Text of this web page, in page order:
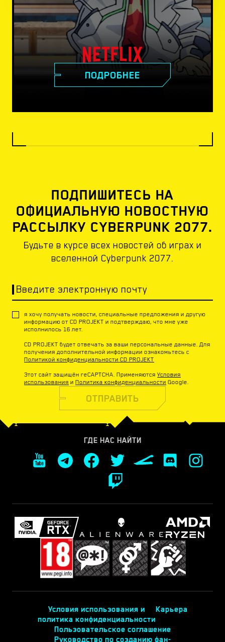
ПОДРОБНЕЕ
ПОДПИШИТЕСЬ НА
ОФИЦИАЛЬНУЮ НОВОСТНУЮ
РАССЫЛКУ CYBERPUNK 2077.
Будьте в курсе всех новостей об играх и
вселенной Cyberpunk 2077.
Введите электронную почту
я хочу получать новости, специальные предложения и другую
информацию от CD PROJEKT и подтверждаю, что мне уже
исполнилось 16 лет.
CD PROJEKT будет отвечать за ваши персональные данные. Для
получения дополнительной информации ознакомьтесь с
Политикой конфиденциальности CD PROJEKT
Этот сайт защищён reCAPTCHA. Применяются Условия
использования и Политика конфиденциальности Google.
ОТПРАВИТЬ
ГДЕ НАС НАЙТИ
Условия использования и
политика конфиденциальности
Карьера
Пользовательское соглашение
Руководство по созданию фан-